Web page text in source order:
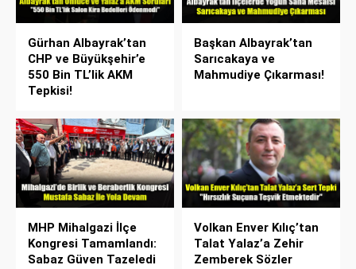
Gürhan Albayrak’tan
CHP ve Büyükşehir’e
550 Bin TL’lik AKM
Tepkisi!
Başkan Albayrak’tan
Sarıcakaya ve
Mahmudiye Çıkarması!
MHP Mihalgazi İlçe
Kongresi Tamamlandı:
Sabaz Güven Tazeledi
Volkan Enver Kılıç’tan
Talat Yalaz’a Zehir
Zemberek Sözler